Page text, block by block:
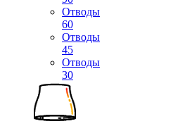
Отводы
60
Отводы
45
Отводы
30